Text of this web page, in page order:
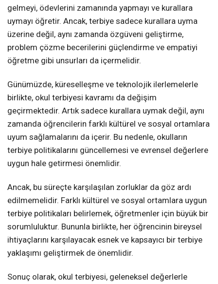
gelmeyi, ödevlerini zamanında yapmayı ve kurallara
uymayı öğretir. Ancak, terbiye sadece kurallara uyma
üzerine değil, aynı zamanda özgüveni geliştirme,
problem çözme becerilerini güçlendirme ve empatiyi
öğretme gibi unsurları da içermelidir.
Günümüzde, küreselleşme ve teknolojik ilerlemelerle
birlikte, okul terbiyesi kavramı da değişim
geçirmektedir. Artık sadece kurallara uymak değil, aynı
zamanda öğrencilerin farklı kültürel ve sosyal ortamlara
uyum sağlamalarını da içerir. Bu nedenle, okulların
terbiye politikalarını güncellemesi ve evrensel değerlere
uygun hale getirmesi önemlidir.
Ancak, bu süreçte karşılaşılan zorluklar da göz ardı
edilmemelidir. Farklı kültürel ve sosyal ortamlara uygun
terbiye politikaları belirlemek, öğretmenler için büyük bir
sorumluluktur. Bununla birlikte, her öğrencinin bireysel
ihtiyaçlarını karşılayacak esnek ve kapsayıcı bir terbiye
yaklaşımı geliştirmek de önemlidir.
Sonuç olarak, okul terbiyesi, geleneksel değerlerle